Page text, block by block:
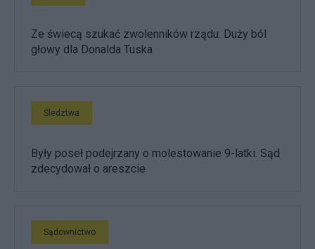
Ze świecą szukać zwolenników rządu. Duży ból
głowy dla Donalda Tuska
Śledztwa
Były poseł podejrzany o molestowanie 9-latki. Sąd
zdecydował o areszcie
Sądownictwo